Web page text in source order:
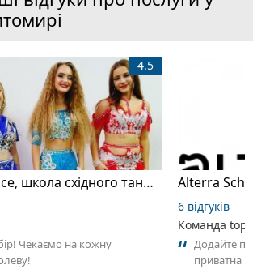
Hot Arabian Dance, школа східного танцю
4.5
Чекаємо на кожну
6 відгуків
Команда
Додайте
приватна